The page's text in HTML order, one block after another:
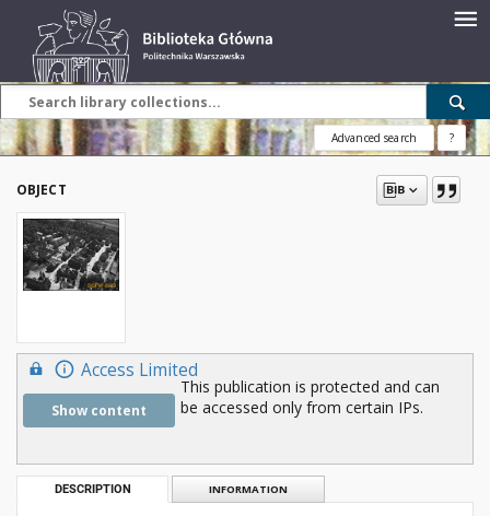
Advanced search ?
OBJECT
Access Limited
Show content
This publication is protected and can
be accessed only from certain IPs.
DESCRIPTION INFORMATION